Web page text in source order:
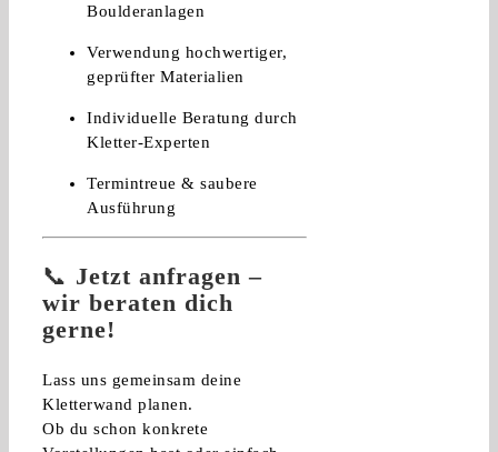
Boulderanlagen
Verwendung hochwertiger,
geprüfter Materialien
Individuelle Beratung durch
Kletter-Experten
Termintreue & saubere
Ausführung
📞 Jetzt anfragen –
wir beraten dich
gerne!
Lass uns gemeinsam deine
Kletterwand planen.
Ob du schon konkrete